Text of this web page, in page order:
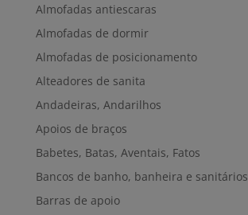
Almofadas antiescaras
Almofadas de dormir
Almofadas de posicionamento
Alteadores de sanita
Andadeiras, Andarilhos
Apoios de braços
Babetes, Batas, Aventais, Fatos
Bancos de banho, banheira e sanitários
Barras de apoio